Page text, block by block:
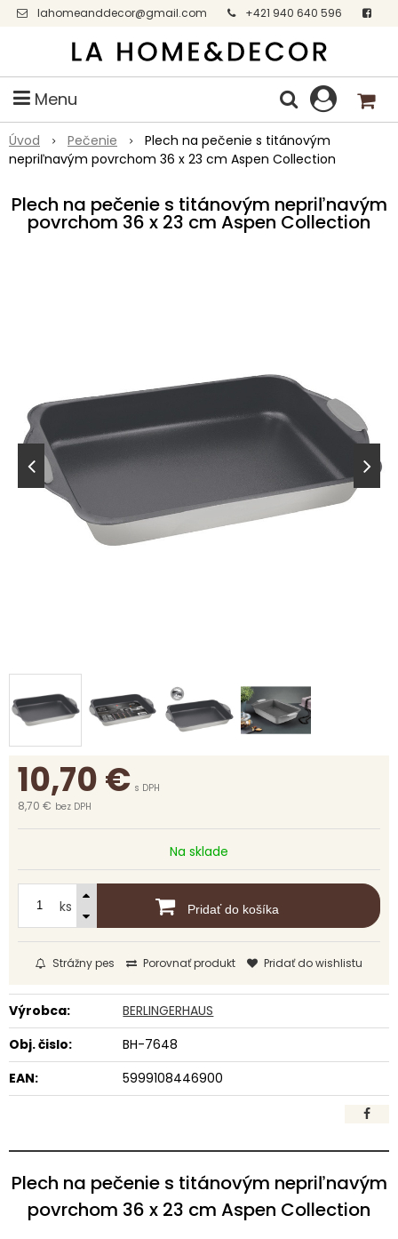
lahomeanddecor@gmail.com
+421 940 640 596
Facebook
Menu
Úvod Pečenie
Plech na pečenie s titánovým
nepriľnavým povrchom 36 x 23 cm Aspen Collection
Plech na pečenie s titánovým nepriľnavým
povrchom 36 x 23 cm Aspen Collection
10,70€ s DPH
8,70 € bez DPH
Na sklade
ks Pridať do košíka
Strážny pes Porovnať produkt Pridať do wishlistu
Výrobca:
BERLINGERHAUS
Obj. čislo:
BH-7648
EAN:
5999108446900
Plech na pečenie s titánovým nepriľnavým
povrchom 36 x 23 cm Aspen Collection